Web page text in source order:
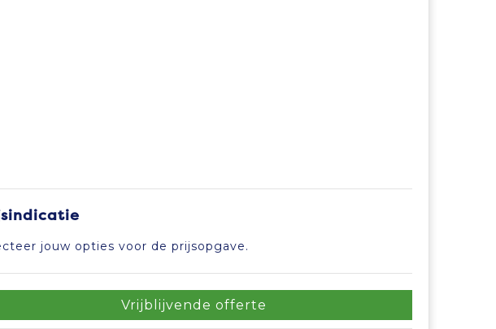
jouw opties voor de prijsopgave.
Vrijblijvende offerte